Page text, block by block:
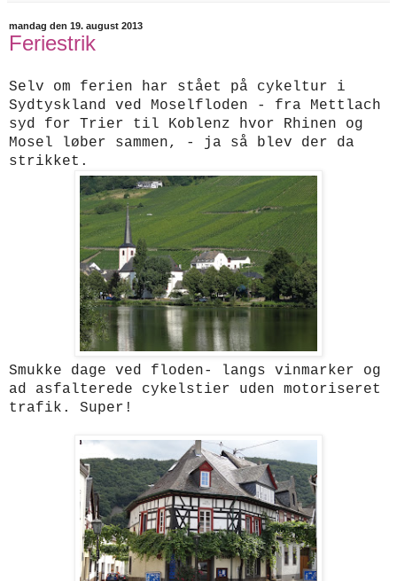
mandag den 19. august 2013
Feriestrik
Selv om ferien har stået på cykeltur i
Sydtyskland ved Moselfloden - fra Mettlach
syd for Trier til Koblenz hvor Rhinen og
Mosel løber sammen, - ja så blev der da
strikket.
Smukke dage ved floden- langs vinmarker og
ad asfalterede cykelstier uden motoriseret
trafik. Super!